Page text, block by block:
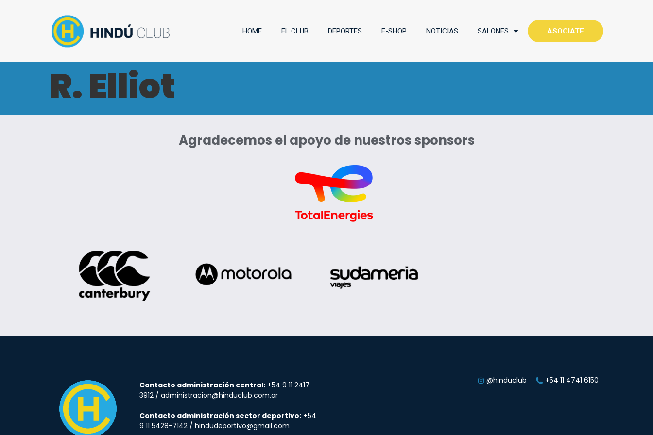
HOME EL CLUB DEPORTES E-SHOP NOTICIAS SALONES ASOCIATE
R. Elliot
Agradecemos el apoyo de nuestros sponsors
Contacto administración central: +54 9 11 2417-
3912 / administracion@hinduclub.com.ar
Contacto administración sector deportivo: +54
9 11 5428-7142 / hindudeportivo@gmail.com
@hinduclub +54 11 4741 6150